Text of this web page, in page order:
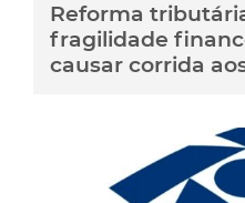
Reforma
fragilidade
causar corrida